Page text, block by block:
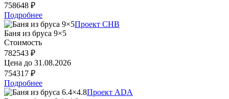
758648 ₽
Подробнее
Проект CHB
Баня из бруса 9×5
Стоимость
782543 ₽
Цена до 31.08.2026
754317 ₽
Подробнее
Проект ADA